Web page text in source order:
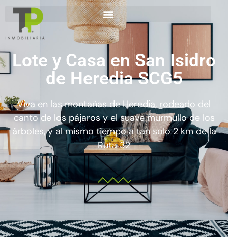
Lote y Casa en San Isidro
de Heredia SCG5
Viva en las montañas de Heredia, rodeado del
canto de los pájaros y el suave murmullo de los
árboles, y al mismo tiempo a tan solo 2 km de la
Ruta 32